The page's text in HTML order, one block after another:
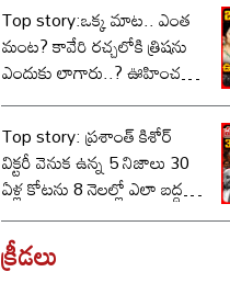
Top story:ఒక్క మాట.. ఎంత
మంట? కావేరి రచ్చలోకి త్రిషను
ఎందుకు లాగారు..? ఊహించని
రేంజ్ లో బుక్కైన చిన్న స్టాలిన్..!
Top story: ప్రశాంత్ కిశోర్
విక్టరీ వెనుక ఉన్న 5 నిజాలు 30
ఏళ్ల కోటను 8 నెలల్లో ఎలా బద్దలు
కొట్టాడు..? ఆ ఒక్క మాటతోనే
బీజేపీ ఓడిపోయిందా..?
క్రీడలు